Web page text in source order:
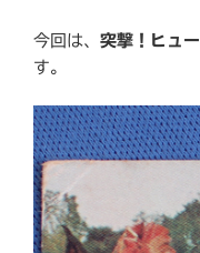
今回は、 突撃！ヒュ
す。